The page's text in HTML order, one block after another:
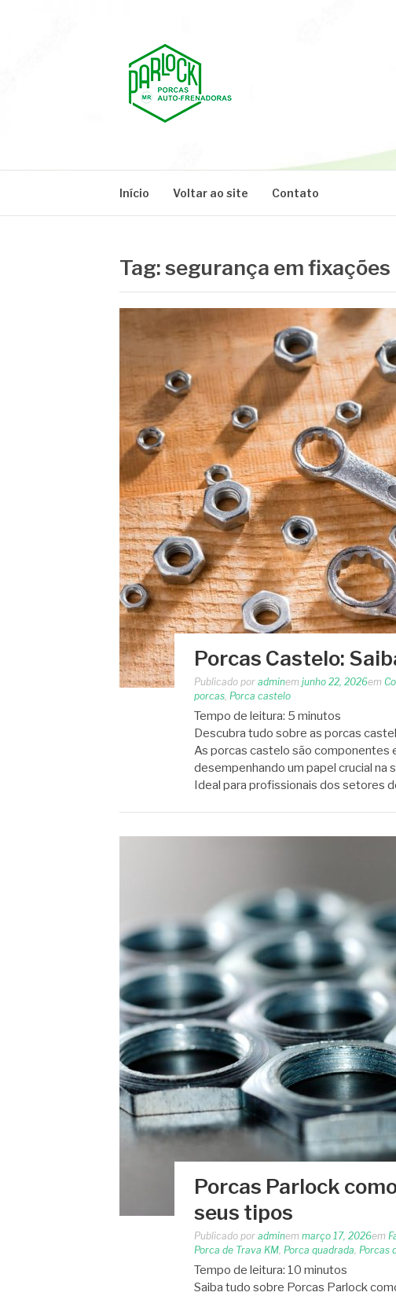
Início Voltar ao site Contato
Tag:segurança em fixações
Porcas Castelo:
Publicado por adminem junho 22, 2026em
porcas, Porca castelo
Tempo de leitura: 5 minutos
Descubra tudo sobre as porcas
As porcas castelo são componentes
desempenhando um papel crucial na
Ideal para profissionais dos setores
Porcas Parlock
seus tipos
Publicado por adminem março 17, 2026em
Porca de Trava KM Porca quadrada Porcas
Tempo de leitura: 10 minutos
Saiba tudo sobre Porcas Parlock